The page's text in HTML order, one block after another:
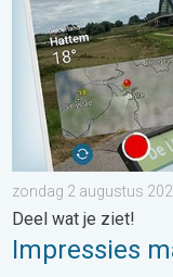
zondag 2 augustus
Deel wat je ziet!
Impressies